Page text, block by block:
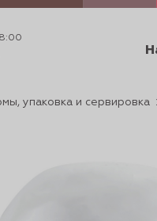
упаковка и сервировка